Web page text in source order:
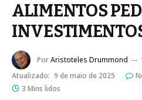
ALIMENTOS
PorAristoteles Drummond
Atualizado: 9 de maio de 2025
3 Mins lidos